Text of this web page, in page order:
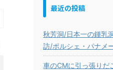
最近の投稿
秋芳洞/日本一の鍾乳
訪/ポルシェ・パナメ
車のCMに引っ張りだ